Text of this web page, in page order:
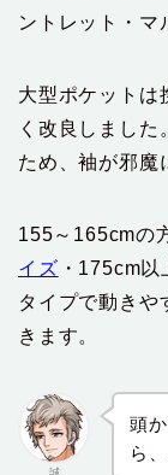
ントレット・マ
大型ポケットは
く改良しました
ため、袖が邪魔
155～165cmの
イズ ・175cm
タイプで動きや
きます。
誠
頭
ら